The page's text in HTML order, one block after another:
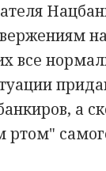
все
а
ртом"